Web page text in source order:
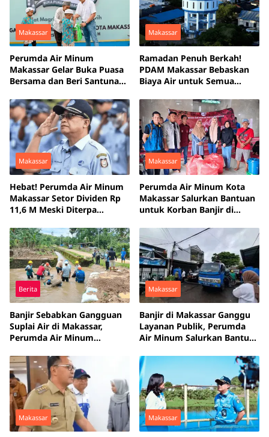
Makassar
Perumda Air Minum
Makassar Gelar Buka Puasa
Bersama dan Beri Santunan
Makassar
Ramadan Penuh Berkah!
PDAM Makassar Bebaskan
Biaya Air untuk Semua
Makassar
Hebat! Perumda Air Minum
Makassar Setor Dividen Rp
11,6 M Meski Diterpa
Makassar
Perumda Air Minum Kota
Makassar Salurkan Bantuan
untuk Korban Banjir di
Berita
Banjir Sebabkan Gangguan
Suplai Air di Makassar,
Perumda Air Minum
Makassar
Banjir di Makassar Ganggu
Layanan Publik, Perumda
Air Minum Salurkan Bantuan
Makassar Makassar